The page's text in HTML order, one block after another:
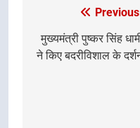
navigation
मुख्यमंत्री पुष्कर सिंह
ने किए बदरीविशाल के